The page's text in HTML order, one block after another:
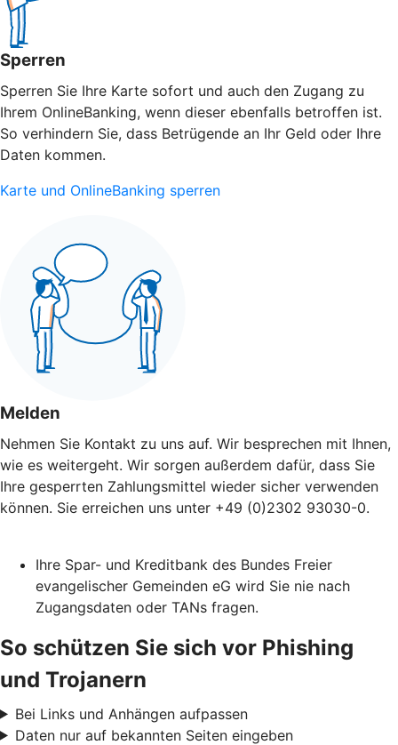
Sperren
Sperren Sie Ihre Karte sofort und auch den Zugang zu
Ihrem OnlineBanking, wenn dieser ebenfalls betroffen ist.
So verhindern Sie, dass Betrügende an Ihr Geld oder Ihre
Daten kommen.
Karte und OnlineBanking sperren
Melden
Nehmen Sie Kontakt zu uns auf. Wir besprechen mit Ihnen,
wie es weitergeht. Wir sorgen außerdem dafür, dass Sie
Ihre gesperrten Zahlungsmittel wieder sicher verwenden
können. Sie erreichen uns unter +49 (0)2302 93030-0.
Ihre Spar- und Kreditbank des Bundes Freier
evangelischer Gemeinden eG wird Sie nie nach
Zugangsdaten oder TANs fragen.
So schützen Sie sich vor Phishing
und Trojanern
Bei Links und Anhängen aufpassen
Daten nur auf bekannten Seiten eingeben